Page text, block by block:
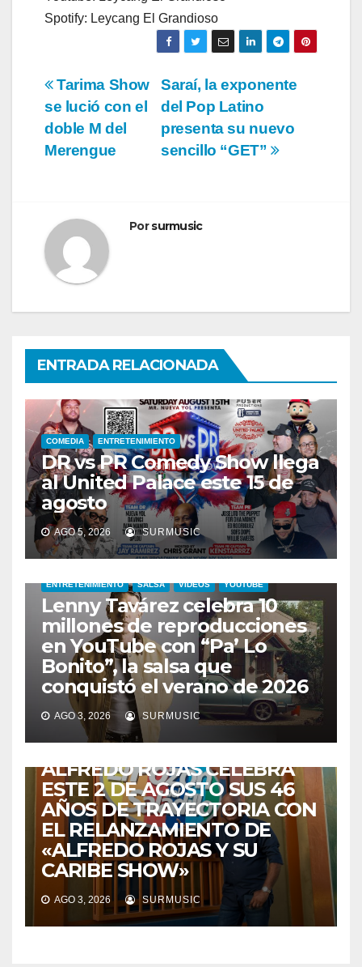
Spotify: Leycang El Grandioso
Navegación
de
entradas
Saraí, la exponente
del Pop Latino
presenta su nuevo
sencillo “GET”
Tarima Show
se lució con el
doble M del
Merengue
Porsurmusic
ENTRADA RELACIONADA
COMEDIA ENTRETENIMIENTO
DR vs PR Comedy Show llega
al United Palace este 15 de
agosto
AGO 5, 2026 SURMUSIC
ENTRETENIMIENTO SALSA VIDEOS YOUTUBE
Lenny Tavárez celebra 10
millones de reproducciones
en YouTube con “Pa’ Lo
Bonito”, la salsa que
conquistó el verano de 2026
AGO 3, 2026 SURMUSIC
CABIMAS ENTRETENIMIENTO TALENTO ZULIANO
VENEZUELA
DE VUELTA A CASA:
ALFREDO ROJAS CELEBRA
ESTE 2 DE AGOSTO SUS 46
AÑOS DE TRAYECTORIA CON
EL RELANZAMIENTO DE
«ALFREDO ROJAS Y SU
CARIBE SHOW»
AGO 3, 2026 SURMUSIC